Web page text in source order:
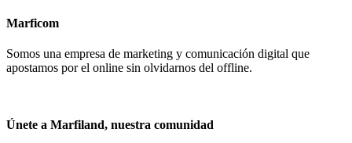
Marficom
Somos una empresa de marketing y comunicación digital que
apostamos por el online sin olvidarnos del offline.
Únete a Marfiland, nuestra comunidad